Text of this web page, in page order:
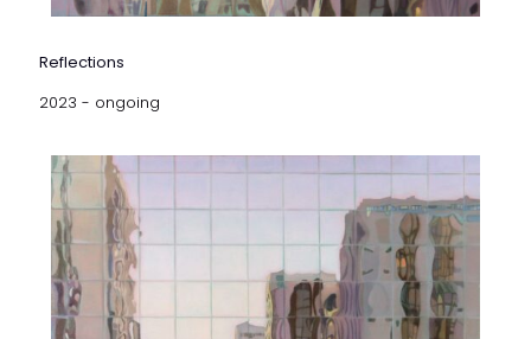
Reflections
2023 - ongoing